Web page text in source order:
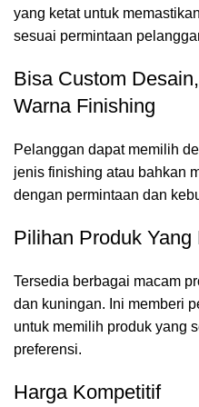
yang ketat untuk
sesuai permintaan
Bisa Custom
Warna Finishing
Pelanggan dapat memilih
jenis finishing atau bahkan
dengan permintaan dan
Pilihan Produk Yang
Tersedia berbagai macam
dan kuningan. Ini memberi
untuk memilih produk yang
preferensi.
Harga Kompetitif